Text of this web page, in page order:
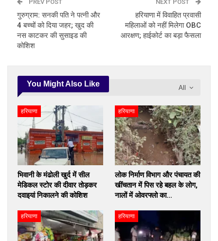
PREV POST
गुरुग्राम: सनकी पति ने पत्नी और
4 बच्चों को दिया जहर; खुद की
नस काटकर की सुसाइड की
कोशिश
NEXT POST
हरियाणा में विवाहित प्रवासी
महिलाओं को नहीं मिलेगा OBC
आरक्षण; हाईकोर्ट का बड़ा फैसला
All
You Might Also Like
हरियाणा
भिवानी के मंढोली खुर्द में सील
मेडिकल स्टोर की दीवार तोड़कर
दवाइयां निकालने की कोशिश
हरियाणा
लोक निर्माण विभाग और पंचायत की
खींचतान में पिस रहे बहल के लोग,
नालों में ओवरफ्लो का…
हरियाणा हरियाणा